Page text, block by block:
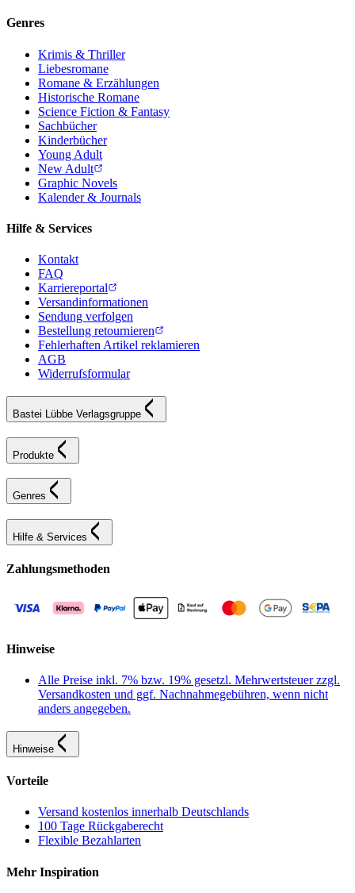
Genres
Krimis & Thriller
Liebesromane
Romane & Erzählungen
Historische Romane
Science Fiction & Fantasy
Sachbücher
Kinderbücher
Young Adult
New Adult
Graphic Novels
Kalender & Journals
Hilfe & Services
Kontakt
FAQ
Karriereportal
Versandinformationen
Sendung verfolgen
Bestellung retournieren
Fehlerhaften Artikel reklamieren
AGB
Widerrufsformular
Bastei Lübbe Verlagsgruppe
Produkte
Genres
Hilfe & Services
Zahlungsmethoden
Hinweise
Alle Preise inkl. 7% bzw. 19% gesetzl. Mehrwertsteuer zzgl.
Versandkosten und ggf. Nachnahmegebühren, wenn nicht
anders angegeben.
Hinweise
Vorteile
Versand kostenlos innerhalb Deutschlands
100 Tage Rückgaberecht
Flexible Bezahlarten
Mehr Inspiration